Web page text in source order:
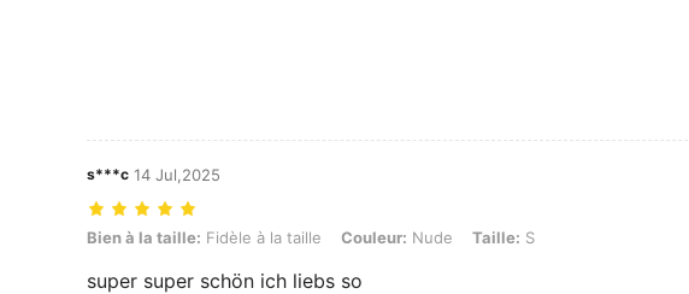
s***c 14 Jul,2025
Bien à la taille: Fidèle à la taille, Couleur: Nude, Taille: S
Bien à la taille: Fidèle à la taille Couleur: Nude Taille: S
super super schön ich liebs so